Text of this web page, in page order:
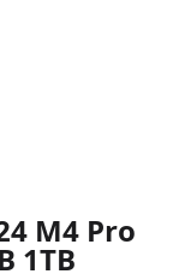
M4 Pro
1TB